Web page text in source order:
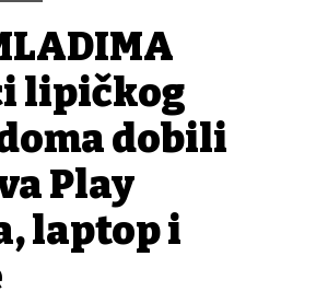
lipičkog
dobili
Play
laptop i